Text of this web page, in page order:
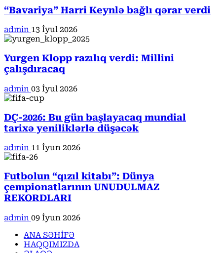
“Bavariya” Harri Keynlə bağlı qərar verdi
admin 13 İyul 2026
Yurgen Klopp razılıq verdi: Millini
çalışdıracaq
admin 03 İyul 2026
DÇ-2026: Bu gün başlayacaq mundial
tarixə yeniliklərlə düşəcək
admin 11 İyun 2026
Futbolun “qızıl kitabı”: Dünya
çempionatlarının UNUDULMAZ
REKORDLARI
admin 09 İyun 2026
ANA SƏHİFƏ
HAQQIMIZDA